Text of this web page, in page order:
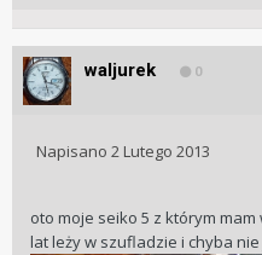
waljurek 0
Napisano 2 Lutego 2013
oto moje seiko 5 z którym
lat leży w szufladzie i chyba